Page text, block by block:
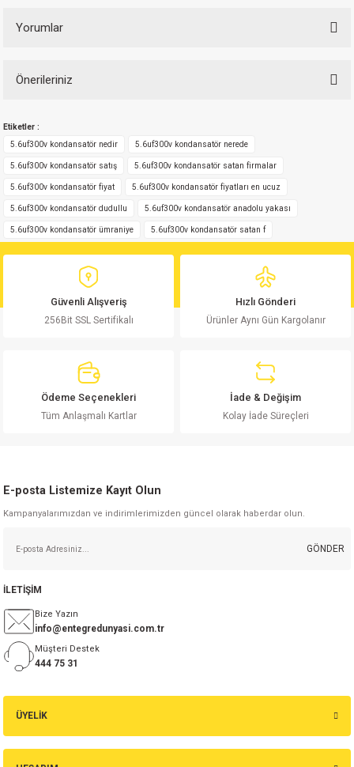
Yorumlar
Önerileriniz
yetersiz gördüğünüz noktaları öneri formunu kullanarak tarafımıza
iletebilirsiniz.
Görüş ve önerileriniz için teşekkür ederiz.
Ürün bilgilerinde hatalar bulunuyor.
Ürün fiyatı diğer sitelerden daha pahalı.
Bu ürüne benzer farklı alternatifler olmalı.
Etiketler :
5.6uf300v kondansatör nedir
5.6uf300v kondansatör nerede
5.6uf300v kondansatör satış 5.6uf300v kondansatör satan firmalar
5.6uf300v kondansatör fiyat 5.6uf300v kondansatör fiyatları en ucuz
5.6uf300v kondansatör dudullu 5.6uf300v kondansatör anadolu yakası
5.6uf300v kondansatör ümraniye 5.6uf300v kondansatör satan f
Güvenli Alışveriş
256Bit SSL Sertifikalı
Hızlı Gönderi
Ürünler Aynı Gün Kargolanır
Ödeme Seçenekleri
Tüm Anlaşmalı Kartlar
İade & Değişim
Kolay İade Süreçleri
E-posta Listemize Kayıt Olun
Kampanyalarımızdan ve indirimlerimizden güncel olarak haberdar olun.
GÖNDER
ÜYELİK
İLETİŞİM
Bize Yazın
info@entegredunyasi.com.tr
Müşteri Destek
444 75 31